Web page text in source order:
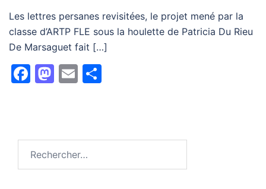
Les lettres persanes revisitées, le projet mené par la
classe d’ARTP FLE sous la houlette de Patricia Du Rieu
De Marsaguet fait […]
Facebook
Mastodon
Email